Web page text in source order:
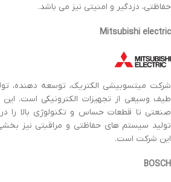
حفاظتی، دزدگیر و امنیتی نیز می باشد.
Mitsubishi electric
شرکت میتسوبیشی الکتریک، توسعه دهنده،
طیف وسیعی از تجهیزات الکترونیکی است.
صنعتی تا قطعات حساس و تکنولوژی بالا را
تولید سیستم های حفاظتی و مراقبتی نیز
این شرکت است.
BOSCH